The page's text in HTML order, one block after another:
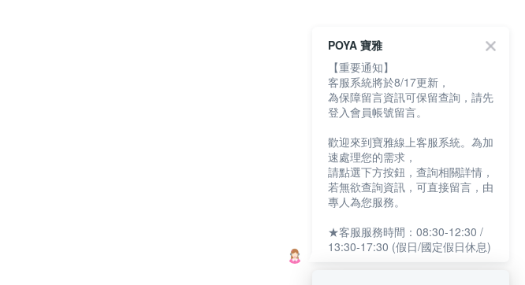
POYA 寶雅
【重要通知】
客服系統將於8/17更新，
為保障留言資訊可保留查詢，請先
登入會員帳號留言。
歡迎來到寶雅線上客服系統。為加
速處理您的需求，
請點選下方按鈕，查詢相關詳情，
若無欲查詢資訊，可直接留言，由
專人為您服務。
★客服服務時間：08:30-12:30 /
13:30-17:30 (假日/國定假日休息)